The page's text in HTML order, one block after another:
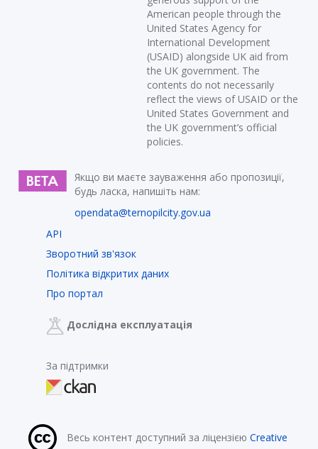
American people through the
United States Agency for
International Development
(USAID) alongside UK aid from
the UK government. The
contents do not necessarily
reflect the views of USAID or the
United States Government and
the UK government’s official
policies.
Якщо ви маєте зауваження або пропозиції,
будь ласка, напишіть нам:
opendata@ternopilcity.gov.ua
API
Зворотний зв'язок
Політика відкритих даних
Про портал
Дослідна експлуатація
За підтримки
Весь контент доступний за ліцензією Creative